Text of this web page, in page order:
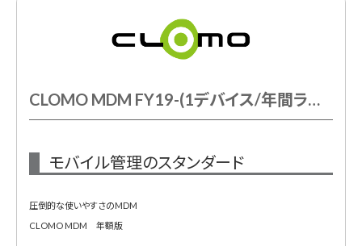
CLOMO MDM FY19-(1デバイス/年間ライセンス)
モバイル管理のスタンダード
圧倒的な使いやすさのMDM
CLOMO MDM 年額版